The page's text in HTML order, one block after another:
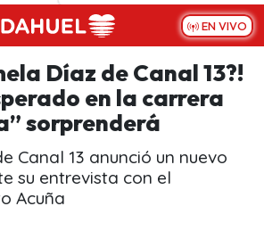
EN VIVO
Díaz de Canal 13?!
en la carrera
sorprenderá
Canal 13 anunció un nuevo
su entrevista con el
Acuña